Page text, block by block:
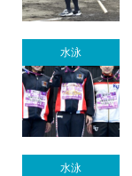
水泳
水泳